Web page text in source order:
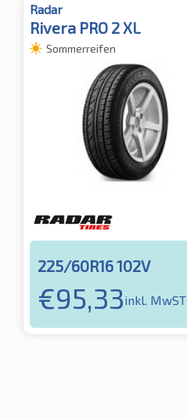
Radar
Rivera PRO 2 XL
Sommerreifen
225/60R16 102V
€95,33inkl. MwST